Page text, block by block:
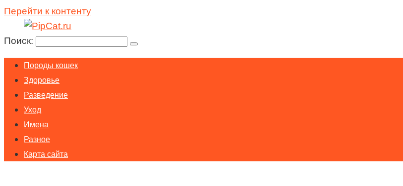
Перейти к контенту
Поиск:
Породы кошек
Здоровье
Разведение
Уход
Имена
Разное
Карта сайта